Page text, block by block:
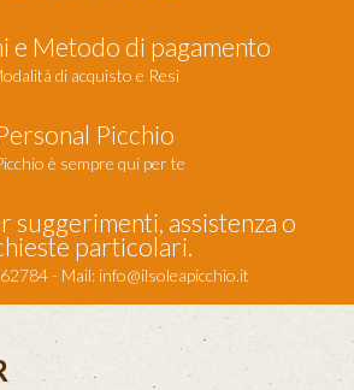
e Metodo di pagamento
di acquisto e Resi
Picchio
è sempre qui per te
suggerimenti, assistenza o
particolari.
- Mail: info@ilsoleapicchio.it